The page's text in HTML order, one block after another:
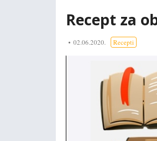
Recept za
02.06.2020. Recepti